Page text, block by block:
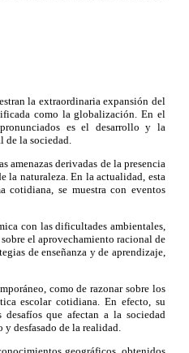
la extraordinaria expansión del
como la globalización. En el
es el desarrollo y la
la sociedad.
amenazas derivadas de la presencia
la naturaleza. En la actualidad, esta
cotidiana, se muestra con eventos
con las dificultades ambientales,
el aprovechamiento racional de
de enseñanza y de aprendizaje,
como de razonar sobre los
escolar cotidiana. En efecto, su
que afectan a la sociedad
desfasado de la realidad.